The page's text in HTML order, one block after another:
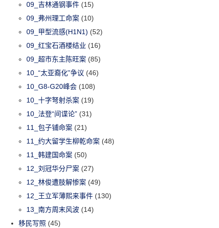
09_吉林通钢事件 (15)
09_弗州理工命案 (10)
09_甲型流感(H1N1) (52)
09_红宝石酒楼结业 (16)
09_超市东主陈旺案 (85)
10_“太亚裔化”争议 (46)
10_G8-G20峰会 (108)
10_十字弩射杀案 (19)
10_法登“间谍论” (31)
11_包子铺命案 (21)
11_约大留学生柳乾命案 (48)
11_韩建国命案 (50)
12_刘冠华分尸案 (27)
12_林俊遭肢解惨案 (49)
12_王立军薄熙来事件 (130)
13_南方周末风波 (14)
移民写照 (45)